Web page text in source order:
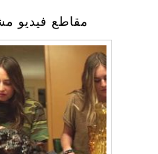
مقاطع فيديو